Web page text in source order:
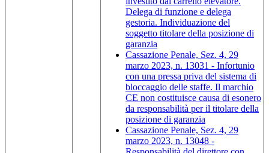
Delega di funzione e delega
gestoria. Individuazione del
soggetto titolare della posizione di
garanzia
Cassazione Penale, Sez. 4, 29
marzo 2023, n. 13031 - Infortunio
con una pressa priva del sistema di
bloccaggio delle staffe. Il marchio
CE non costituisce causa di esonero
da responsabilità per il titolare della
posizione di garanzia
Cassazione Penale, Sez. 4, 29
marzo 2023, n. 13048 -